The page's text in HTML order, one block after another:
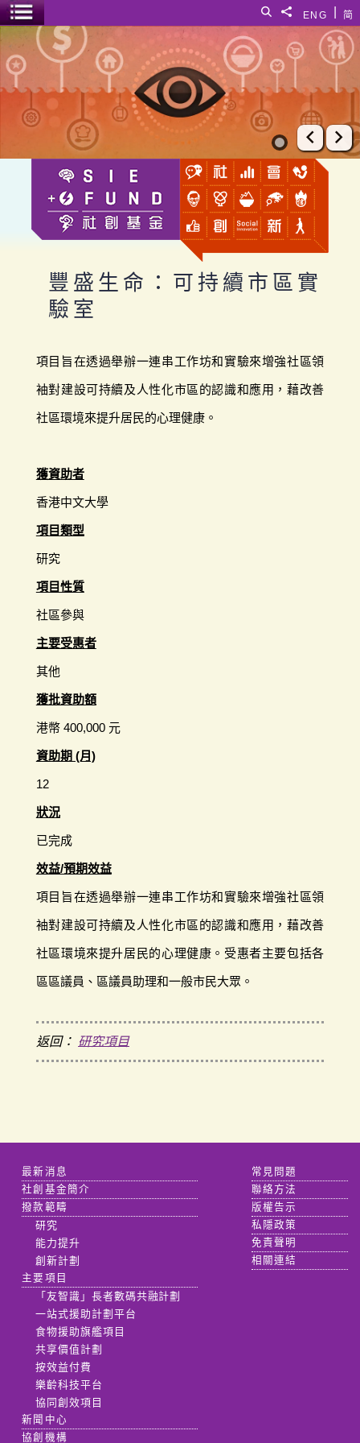
简
ENG
分享給
搜尋
選單開關
豐盛生命：可持續市區實驗室
上一張
下
豐盛生命：可持續市區實
驗室
項目旨在透過舉辦一連串工作坊和實驗來增強社區領
袖對建設可持續及人性化市區的認識和應用，藉改善
社區環境來提升居民的心理健康。
獲資助者
香港中文大學
項目類型
研究
項目性質
社區參與
主要受惠者
其他
獲批資助額
港幣 400,000 元
資助期 (月)
12
狀況
已完成
效益/預期效益
項目旨在透過舉辦一連串工作坊和實驗來增強社區領
袖對建設可持續及人性化市區的認識和應用，藉改善
社區環境來提升居民的心理健康。受惠者主要包括各
區區議員、區議員助理和一般市民大眾。
返回： 研究項目
最新消息
社創基金簡介
撥款範疇
研究
能力提升
創新計劃
主要項目
「友智識」長者數碼共融計劃
一站式援助計劃平台
食物援助旗艦項目
共享價值計劃
按效益付費
樂齡科技平台
協同創效項目
新聞中心
協創機構
常見問題
聯絡方法
版權告示
私隱政策
免責聲明
相關連結